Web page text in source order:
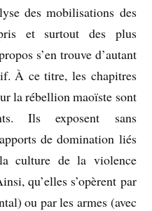
des mobilisations des
et surtout des plus
s’en trouve d’autant
À ce titre, les chapitres
la rébellion maoïste sont
Ils exposent sans
de domination liés
culture de la violence
qu’elles s’opèrent par
ou par les armes (avec